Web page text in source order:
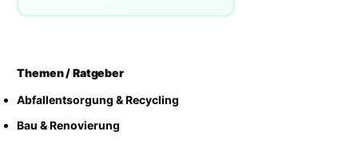
Themen / Ratgeber
Abfallentsorgung & Recycling
Bau & Renovierung